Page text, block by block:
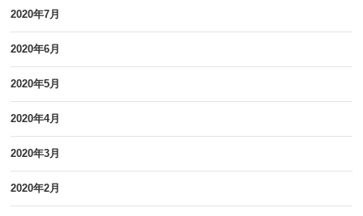
2020年7月
2020年6月
2020年5月
2020年4月
2020年3月
2020年2月